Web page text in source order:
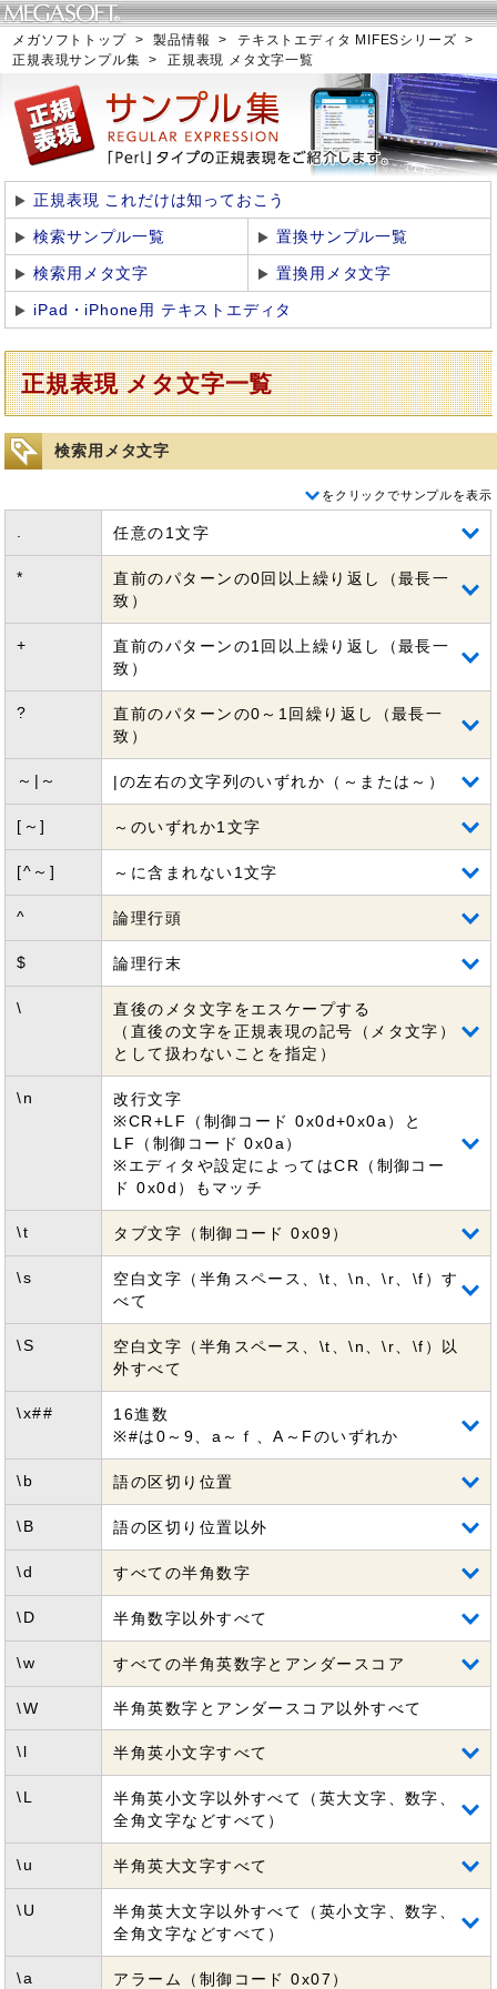
メガソフトトップ > 製品情報 > テキストエディタ MIFESシリーズ
>
正規表現サンプル集
> 正規表現 メタ文字一覧
正規表現 これだけは知っておこう
検索サンプル一覧 置換サンプル一覧
検索用メタ文字 置換用メタ文字
iPad・iPhone用 テキストエディタ
正規表現 メタ文字一覧
検索用メタ文字
をクリックでサンプルを表示
任意の1文字
*
直前のパターンの0回以上繰り返し（最長一
致）
+
直前のパターンの1回以上繰り返し（最長一
致）
?
直前のパターンの0～1回繰り返し（最長一
致）
～|～ |の左右の文字列のいずれか（～または～）
[～] ～のいずれか1文字
[^～] ～に含まれない1文字
^ 論理行頭
$ 論理行末
\
直後のメタ文字をエスケープする
（直後の文字を正規表現の記号（メタ文字）
として扱わないことを指定）
\n
改行文字
※CR+LF（制御コード 0x0d+0x0a）と
LF（制御コード 0x0a）
※エディタや設定によってはCR（制御コー
ド 0x0d）もマッチ
\t タブ文字（制御コード 0x09）
\s
空白文字（半角スペース、\t、\n、\r、\f）す
べて
\S
空白文字（半角スペース、\t、\n、\r、\f）以
外すべて
\x##
16進数
※#は0～9、a～ｆ、A～Fのいずれか
\b 語の区切り位置
\B 語の区切り位置以外
\d すべての半角数字
\D 半角数字以外すべて
\w すべての半角英数字とアンダースコア
\W 半角英数字とアンダースコア以外すべて
\l 半角英小文字すべて
\L
半角英小文字以外すべて（英大文字、数字、
全角文字などすべて）
\u 半角英大文字すべて
\U
半角英大文字以外すべて（英小文字、数字、
全角文字などすべて）
\a アラーム（制御コード 0x07）